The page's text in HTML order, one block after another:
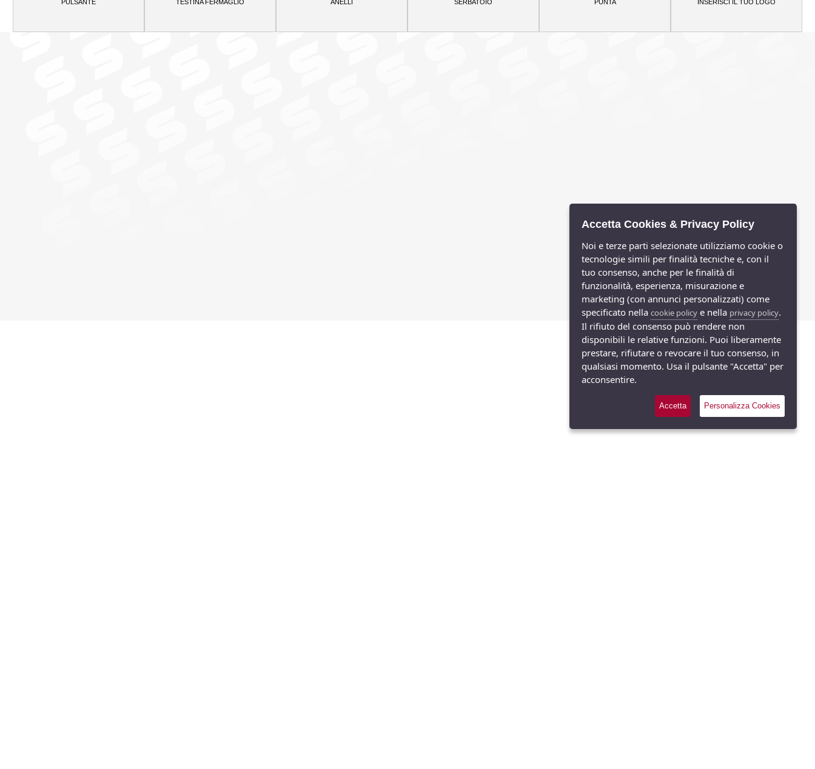
Accetta Cookies & Privacy Policy
Noi e terze parti selezionate utilizziamo cookie o
tecnologie simili per finalità tecniche e, con il
tuo consenso, anche per le finalità di
funzionalità, esperienza, misurazione e
marketing (con annunci personalizzati) come
specificato nella cookie policy e nella privacy policy.
Il rifiuto del consenso può rendere non
disponibili le relative funzioni. Puoi liberamente
prestare, rifiutare o revocare il tuo consenso, in
qualsiasi momento. Usa il pulsante "Accetta" per
acconsentire.
Accetta Personalizza Cookies